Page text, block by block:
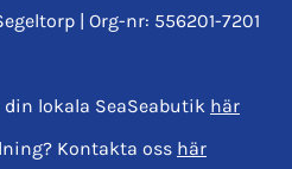
| Org-nr: 556201-7201
lokala SeaSeabutik här
Kontakta oss här